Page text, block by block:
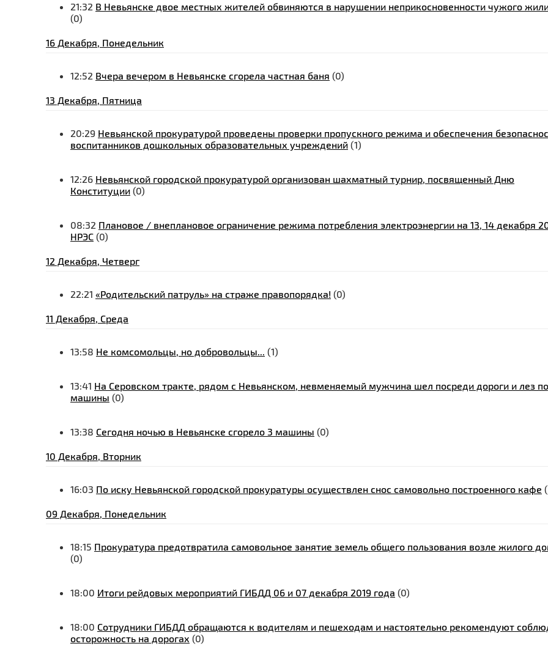
21:32 В Невьянске двое местных жителей обвиняются в нарушении неприкосновенности чужого
(0)
16 Декабря, Понедельник
12:52 Вчера вечером в Невьянске сгорела частная баня (0)
13 Декабря, Пятница
20:29 Невьянской прокуратурой проведены проверки пропускного режима и обеспечения
воспитанников дошкольных образовательных учреждений (1)
12:26 Невьянской городской прокуратурой организован шахматный турнир, посвященный Дню
Конституции (0)
08:32 Плановое / внеплановое ограничение режима потребления электроэнергии на 13, 14 декабря
НРЭС (0)
12 Декабря, Четверг
22:21 «Родительский патруль» на страже правопорядка! (0)
11 Декабря, Среда
13:58 Не комсомольцы, но добровольцы... (1)
13:41 На Серовском тракте, рядом с Невьянском, невменяемый мужчина шел посреди дороги и лез
машины (0)
13:38 Сегодня ночью в Невьянске сгорело 3 машины (0)
10 Декабря, Вторник
16:03 По иску Невьянской городской прокуратуры осуществлен снос самовольно построенного кафе
09 Декабря, Понедельник
18:15 Прокуратура предотвратила самовольное занятие земель общего пользования возле жилого
(0)
18:00 Итоги рейдовых мероприятий ГИБДД 06 и 07 декабря 2019 года (0)
18:00 Сотрудники ГИБДД обращаются к водителям и пешеходам и настоятельно рекомендуют
осторожность на дорогах (0)